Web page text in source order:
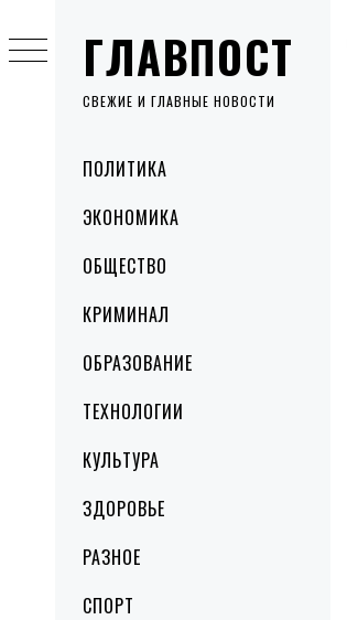
ГЛАВПОСТ
СВЕЖИЕ И ГЛАВНЫЕ НОВОСТИ
MenuПОЛИТИКА
ЭКОНОМИКА
ОБЩЕСТВО
КРИМИНАЛ
ОБРАЗОВАНИЕ
ТЕХНОЛОГИИ
КУЛЬТУРА
ЗДОРОВЬЕ
РАЗНОЕ
СПОРТ
to
content